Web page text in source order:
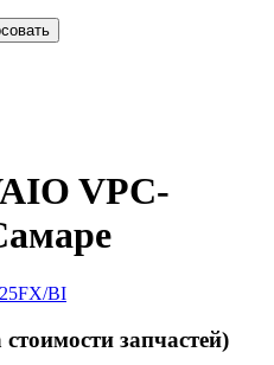
VPC-
стоимости запчастей)